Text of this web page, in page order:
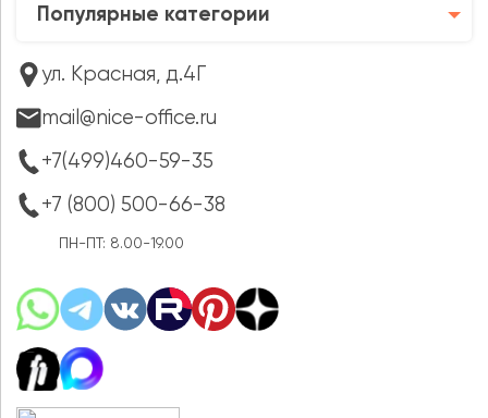
Популярные категории
ул. Красная, д.4Г
mail@nice-office.ru
+7(499)460-59-35
+7 (800) 500-66-38
ПН-ПТ: 8.00-19.00